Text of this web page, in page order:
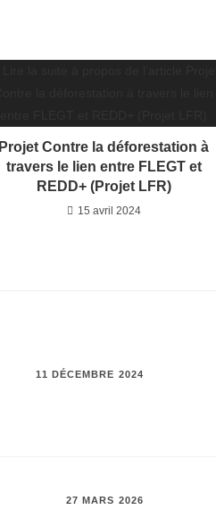
Projet Contre la déforestation à
travers le lien entre FLEGT et
REDD+ (Projet LFR)
15 avril 2024
11 DÉCEMBRE 2024
27 MARS 2026